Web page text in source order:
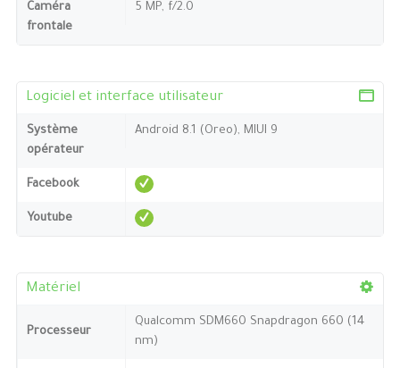
Caméra
frontale
5 MP, f/2.0
Logiciel et interface utilisateur
Système
opérateur
Android 8.1 (Oreo), MIUI 9
Facebook
Youtube
Matériel
Processeur
Qualcomm SDM660 Snapdragon 660 (14
nm)